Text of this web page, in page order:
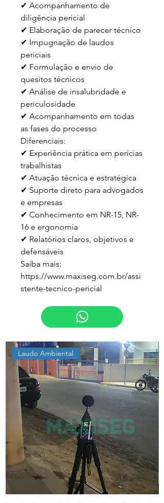
✔ Acompanhamento de
diligência pericial
✔ Elaboração de parecer técnico
✔ Impugnação de laudos
periciais
✔ Formulação e envio de
quesitos técnicos
✔ Análise de insalubridade e
periculosidade
✔ Acompanhamento em todas
as fases do processo
Diferenciais:
✔ Experiência prática em perícias
trabalhistas
✔ Atuação técnica e estratégica
✔ Suporte direto para advogados
e empresas
✔ Conhecimento em NR-15, NR-
16 e ergonomia
✔ Relatórios claros, objetivos e
defensáveis
Saiba mais:
https://www.maxiseg.com.br/assi
stente-tecnico-pericial
Laudo Ambiental